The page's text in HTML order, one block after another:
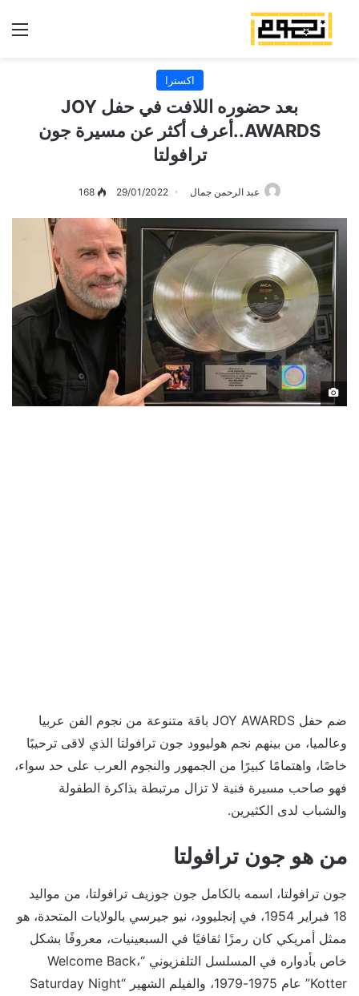
اكسترا
بعد حضوره اللافت في حفل JOY
AWARDS..أعرف أكثر عن مسيرة جون
ترافولتا
عبد الرحمن جمال 29/01/2022
168
ضم حفل JOY AWARDS باقة متنوعة من نجوم الفن عربيا
وعالميا، من بينهم نجم هوليوود جون ترافولتا الذي لاقى ترحيبًا
خاصًا، واهتمامًا كبيرًا من الجمهور والنجوم العرب على حد سواء،
فهو صاحب مسيرة فنية لا تزال مرتبطة بذاكرة الطفولة
والشباب لدى الكثيرين.
من هو جون ترافولتا
جون ترافولتا، اسمه بالكامل جون جوزيف ترافولتا، من مواليد
18 فبراير 1954، في إنجليوود، نيو جيرسي بالولايات المتحدة، هو
ممثل أمريكي كان رمزًا ثقافيًا في السبعينيات، معروفًا بشكل
خاص بأدواره في المسلسل التلفزيوني “Welcome Back،
Kotter” عام 1975-1979، والفيلم الشهير “Saturday Night